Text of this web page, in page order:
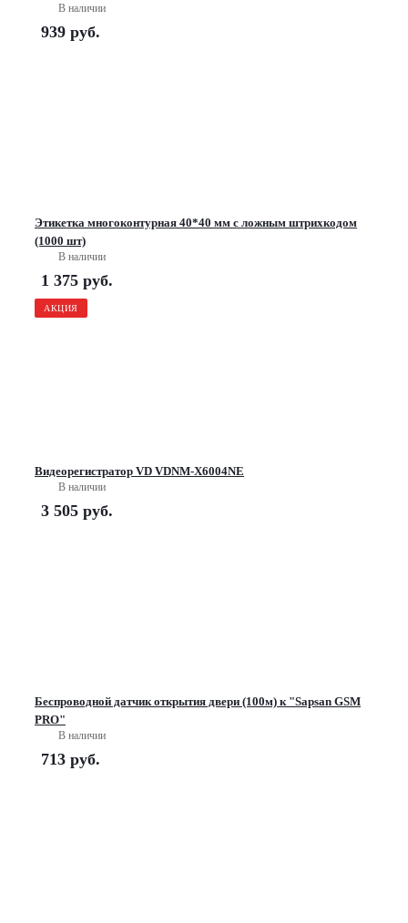
В наличии
939 руб.
Этикетка многоконтурная 40*40 мм с ложным штрихкодом
(1000 шт)
В наличии
1 375 руб.
АКЦИЯ
Видеорегистратор VD VDNM-X6004NE
В наличии
3 505 руб.
Беспроводной датчик открытия двери (100м) к "Sapsan GSM
PRO"
В наличии
713 руб.